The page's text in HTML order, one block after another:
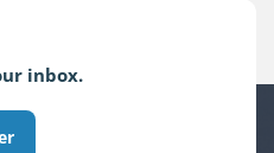
inbox.